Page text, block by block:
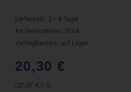
Lieferzeit: 2 - 4 Tage
Artikelnummer: 7064
Verfügbarkeit: auf Lager
20,30 €
(27,07 €/1 l)